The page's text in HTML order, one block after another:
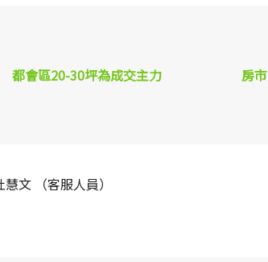
都會區20-30坪為成交主力
房
慧文 （客服人員）